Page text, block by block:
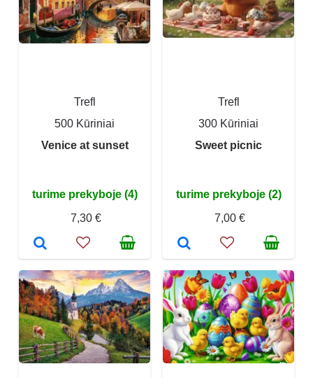
Trefl
500 Kūriniai
Venice at sunset
turime prekyboje (4)
7,30 €
Trefl
300 Kūriniai
Sweet picnic
turime prekyboje (2)
7,00 €